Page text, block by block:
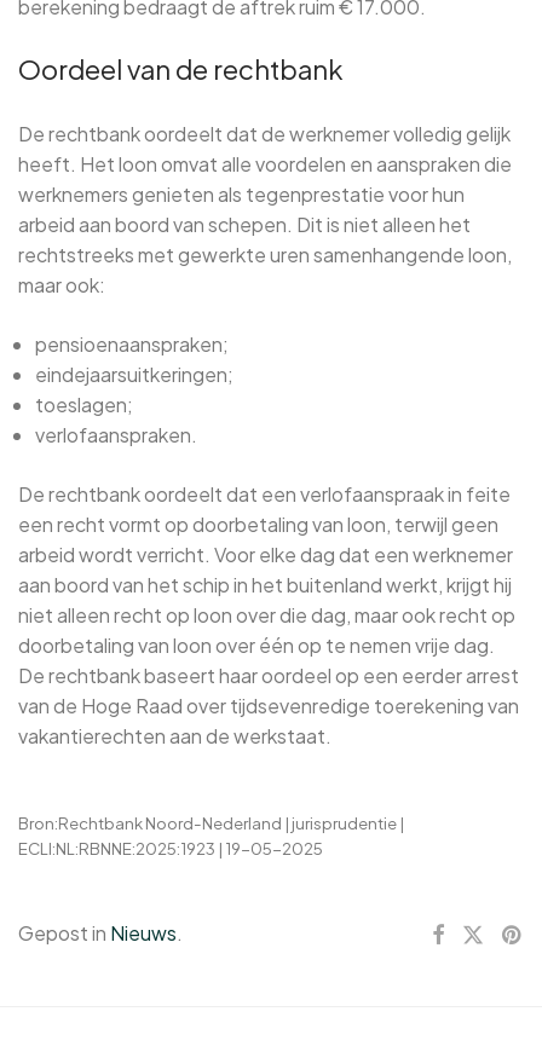
berekening bedraagt de aftrek ruim € 17.000.
Oordeel van de rechtbank
De rechtbank oordeelt dat de werknemer volledig gelijk
heeft. Het loon omvat alle voordelen en aanspraken die
werknemers genieten als tegenprestatie voor hun
arbeid aan boord van schepen. Dit is niet alleen het
rechtstreeks met gewerkte uren samenhangende loon,
maar ook:
pensioenaanspraken;
eindejaarsuitkeringen;
toeslagen;
verlofaanspraken.
De rechtbank oordeelt dat een verlofaanspraak in feite
een recht vormt op doorbetaling van loon, terwijl geen
arbeid wordt verricht. Voor elke dag dat een werknemer
aan boord van het schip in het buitenland werkt, krijgt hij
niet alleen recht op loon over die dag, maar ook recht op
doorbetaling van loon over één op te nemen vrije dag.
De rechtbank baseert haar oordeel op een eerder arrest
van de Hoge Raad over tijdsevenredige toerekening van
vakantierechten aan de werkstaat.
Bron:Rechtbank Noord-Nederland | jurisprudentie |
ECLI:NL:RBNNE:2025:1923 | 19-05-2025
Gepost in Nieuws.